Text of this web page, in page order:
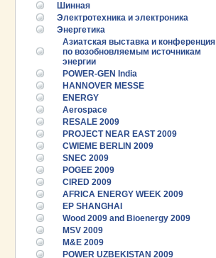
Шинная
Электротехника и электроника
Энергетика
Азиатская выставка и конференция
по возобновляемым источникам
энергии
POWER-GEN India
HANNOVER MESSE
ENERGY
Aerospace
RESALE 2009
PROJECT NEAR EAST 2009
CWIEME BERLIN 2009
SNEC 2009
POGEE 2009
CIRED 2009
AFRICA ENERGY WEEK 2009
EP SHANGHAI
Wood 2009 and Bioenergy 2009
MSV 2009
M&E 2009
POWER UZBEKISTAN 2009